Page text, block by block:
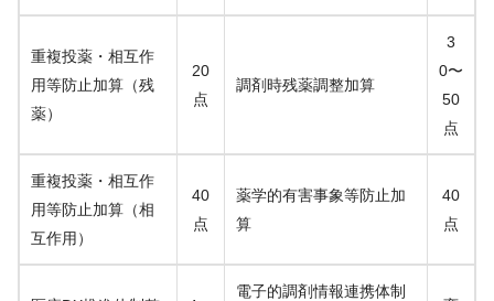
重複投薬・相互作
用等防止加算（残
薬）
20
点
調剤時残薬調整加算
3
0〜
50
点
重複投薬・相互作
用等防止加算（相
互作用）
40
点
薬学的有害事象等防止加
算
40
点
電子的調剤情報連携体制